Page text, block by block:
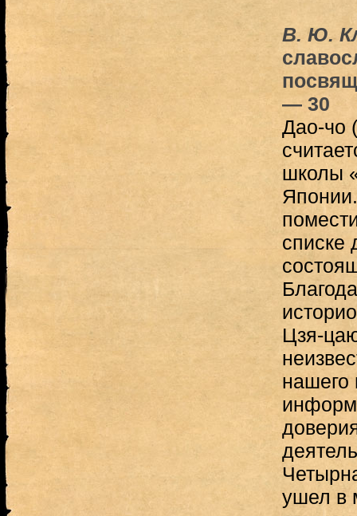
В. Ю.
— 30
Дао-чо
школы
списке
Цзя-
ушел в